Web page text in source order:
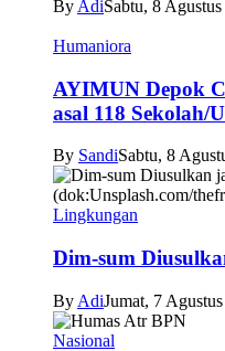
By AdiSabtu, 8
Humaniora
AYIMUN Depok
asal 118 Sekolah/
By SandiSabtu, 8
Lingkungan
Dim-sum
By AdiJumat, 7
Nasional